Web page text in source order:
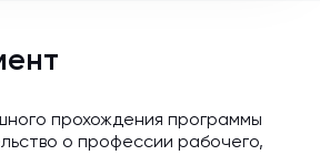
прохождения программы
о профессии рабочего,